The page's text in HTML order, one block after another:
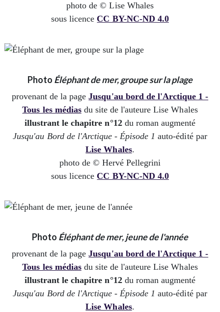
photo de © Lise Whales
sous licence CC BY-NC-ND 4.0
Photo Éléphant de mer, groupe sur la plage
provenant de la pageJusqu'au bord de l'Arctique 1 -
Tous les médiasdu site de l'auteure Lise Whales
illustrant le chapitre n°12du roman augmenté
Jusqu'au Bord de l'Arctique - Épisode 1 auto-édité par
Lise Whales.
photo de © Hervé Pellegrini
sous licence CC BY-NC-ND 4.0
Photo Éléphant de mer, jeune de l'année
provenant de la pageJusqu'au bord de l'Arctique 1 -
Tous les médiasdu site de l'auteure Lise Whales
illustrant le chapitre n°12du roman augmenté
Jusqu'au Bord de l'Arctique - Épisode 1 auto-édité par
Lise Whales.